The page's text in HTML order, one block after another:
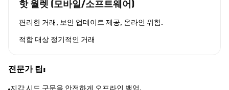
핫 월렛 (모바일/소프트웨어)
편리한 거래, 보안 업데이트 제공, 온라인 위험.
적합 대상 정기적인 거래
전문가 팁:
지갑 시드 구문을 안전하게 오프라인 백업.